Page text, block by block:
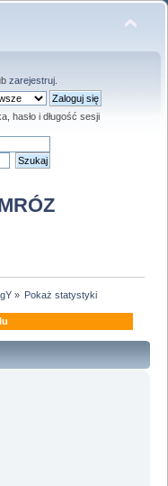
zarejestruj.
hasło i długość sesji
» Pokaż statystyki